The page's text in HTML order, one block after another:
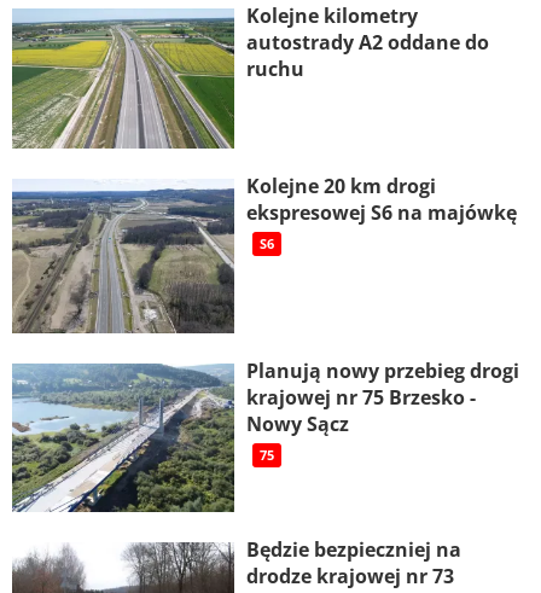
Kolejne kilometry
autostrady A2 oddane do
ruchu
Kolejne 20 km drogi
ekspresowej S6 na majówkę
S6
Planują nowy przebieg drogi
krajowej nr 75 Brzesko -
Nowy Sącz
75
Będzie bezpieczniej na
drodze krajowej nr 73